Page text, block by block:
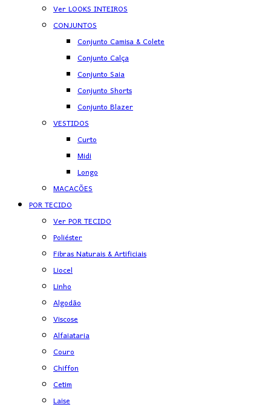
Ver LOOKS INTEIROS
CONJUNTOS
Conjunto Camisa & Colete
Conjunto Calça
Conjunto Saia
Conjunto Shorts
Conjunto Blazer
VESTIDOS
Curto
Midi
Longo
MACACÕES
POR TECIDO
Ver POR TECIDO
Poliéster
Fibras Naturais & Artificiais
Liocel
Linho
Algodão
Viscose
Alfaiataria
Couro
Chiffon
Cetim
Laise